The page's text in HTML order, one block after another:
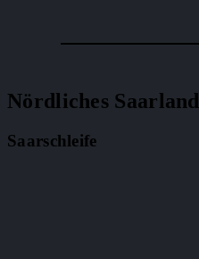
Nördliches Saarland
Saarschleife